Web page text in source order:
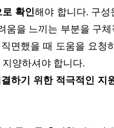
확인해야 합니다. 구성
을 느끼는 부분을 구
면했을 때 도움을 요청
양하셔야 합니다.
하기 위한 적극적인 지